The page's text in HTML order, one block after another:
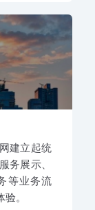
建立起统
务展示、
等业务流
。